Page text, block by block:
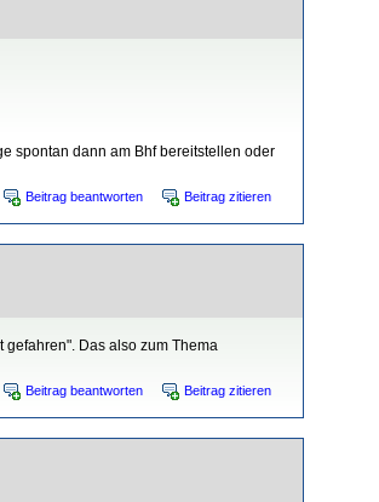
spontan dann am Bhf bereitstellen oder
Beitrag beantworten Beitrag zitieren
Das also zum Thema
Beitrag beantworten Beitrag zitieren